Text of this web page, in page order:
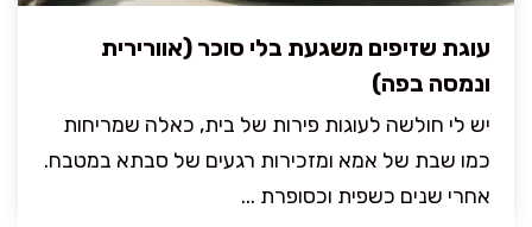
עוגת שזיפים משגעת בלי סוכר (אוורירית
ונמסה בפה)
יש לי חולשה לעוגות פירות של בית, כאלה שמריחות
כמו שבת של אמא ומזכירות רגעים של סבתא במטבח.
אחרי שנים כשפית וכסופרת ...